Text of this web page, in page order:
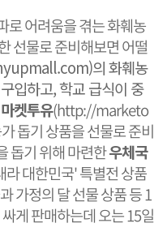
로 어려움을 겪는 화훼농
선물로 준비해보면 어떨
)의 화훼농
입하고, 학교 급식이 중
마켓투유(http://marketo
돕기 상품을 선물로 준비
돕기 위해 마련한우체국
라 대한민국' 특별전 상품
가정의 달 선물 상품 등 1
게 판매하는데 오는 15일